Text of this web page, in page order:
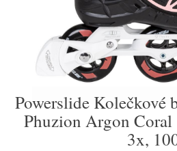
Powerslide Kolečkové
Phuzion Argon
3x,